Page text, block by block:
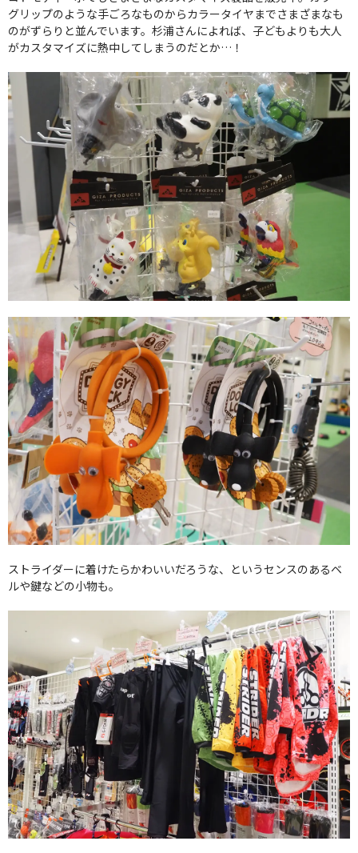
グリップのような手ごろなものからカラータイヤまでさまざまなも
のがずらりと並んでいます。杉浦さんによれば、子どもよりも大人
がカスタマイズに熱中してしまうのだとか…！
ストライダーに着けたらかわいいだろうな、というセンスのあるベ
ルや鍵などの小物も。